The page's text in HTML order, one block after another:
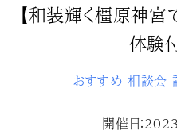
【和装輝く橿原神
体験
おすすめ 相談会
開催日：